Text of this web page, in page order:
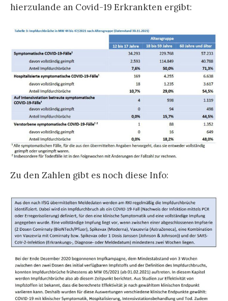
hierzulande an Covid-19 Erkrankten ergibt:
Zu den Zahlen gibt es noch diese Info: